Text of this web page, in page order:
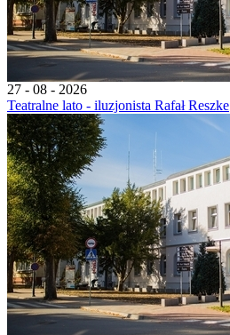
27 - 08 - 2026
Teatralne lato - iluzjonista Rafał Reszke